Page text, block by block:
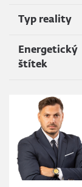
Typ reality
Energetický
štítek